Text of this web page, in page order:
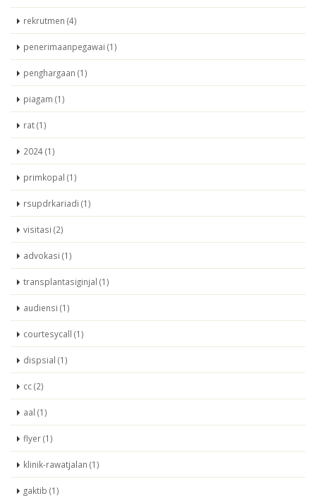
rekrutmen (4)
penerimaanpegawai (1)
penghargaan (1)
piagam (1)
rat (1)
2024 (1)
primkopal (1)
rsupdrkariadi (1)
visitasi (2)
advokasi (1)
transplantasiginjal (1)
audiensi (1)
courtesycall (1)
dispsial (1)
cc (2)
aal (1)
flyer (1)
klinik-rawatjalan (1)
gaktib (1)